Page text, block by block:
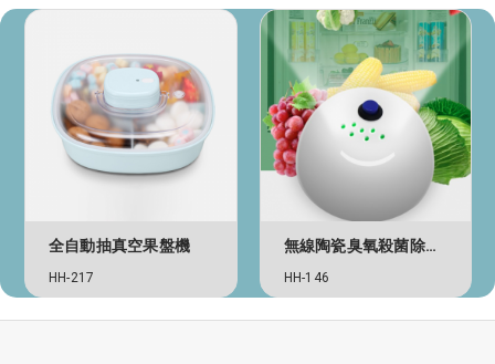
全自動抽真空果盤機
HH-217
無線陶瓷臭氧殺菌除味器
HH-146